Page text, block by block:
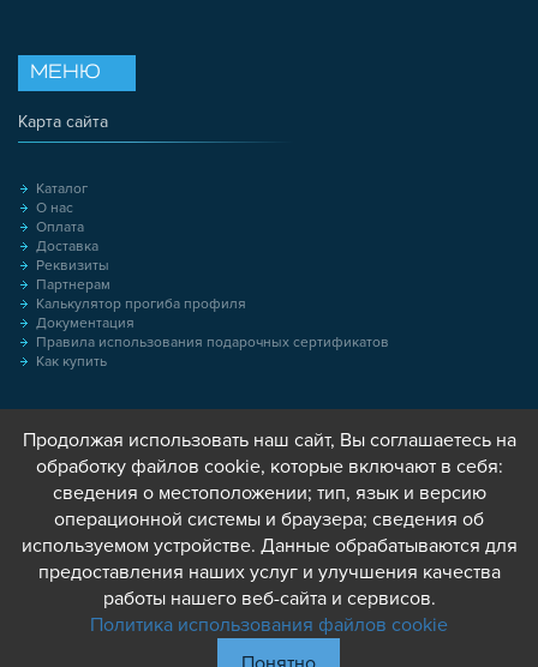
МЕНЮ
Карта сайта
Каталог
О нас
Оплата
Доставка
Реквизиты
Партнерам
Калькулятор прогиба профиля
Документация
Правила использования подарочных сертификатов
Как купить
Продолжая использовать наш сайт, Вы соглашаетесь на
обработку файлов cookie, которые включают в себя:
сведения о местоположении; тип, язык и версию
операционной системы и браузера; сведения об
используемом устройстве. Данные обрабатываются для
предоставления наших услуг и улучшения качества
работы нашего веб-сайта и сервисов.
Политика использования файлов cookie